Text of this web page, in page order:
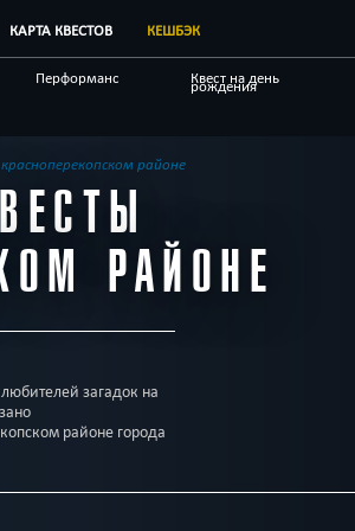
КАРТА КВЕСТОВ КЕШБЭК
Перформанс Квест на день
рождения
красноперекопском районе
РАЙОНЕ
загадок на
районе города